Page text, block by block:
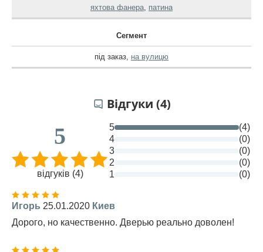
яхтова фанера патина
Сегмент
під заказ на вулицю
Відгуки (4)
5
відгуків (4)
5
(4)
4
(0)
3
(0)
2
(0)
1
(0)
Игорь 25.01.2020 Киев
Дорого, но качественно. Дверью реально доволен!